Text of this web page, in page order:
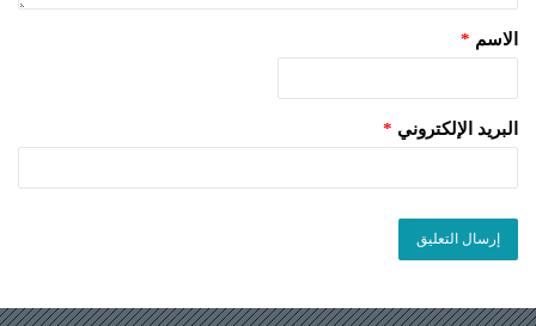
الاسم *
البريد الإلكتروني *